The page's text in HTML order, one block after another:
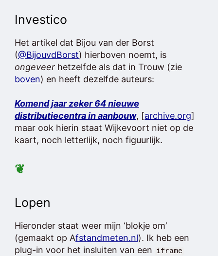
Investico
Het artikel dat Bijou van der Borst
(@BijouvdBorst) hierboven noemt, is
ongeveer hetzelfde als dat in Trouw (zie
boven) en heeft dezelfde auteurs:
Komend jaar zeker 64 nieuwe
distributiecentra in aanbouw, [archive.org]
maar ook hierin staat Wijkevoort niet op de
kaart, noch letterlijk, noch figuurlijk.
❦
Lopen
Hieronder staat weer mijn ‘blokje om’
(gemaakt op Afstandmeten.nl). Ik heb een
plug-in voor het insluiten van een iframe